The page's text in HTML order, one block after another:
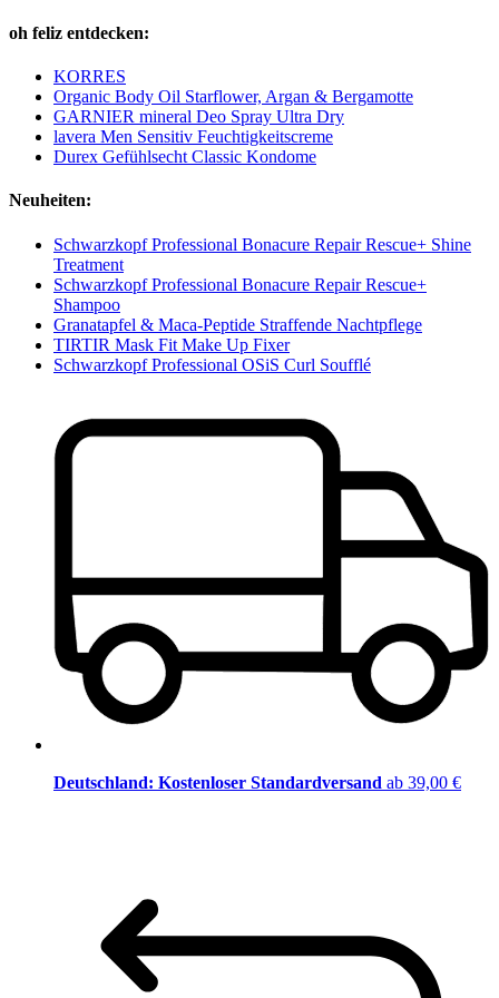
oh feliz entdecken:
KORRES
Organic Body Oil Starflower, Argan & Bergamotte
GARNIER mineral Deo Spray Ultra Dry
lavera Men Sensitiv Feuchtigkeitscreme
Durex Gefühlsecht Classic Kondome
Neuheiten:
Schwarzkopf Professional Bonacure Repair Rescue+ Shine
Treatment
Schwarzkopf Professional Bonacure Repair Rescue+
Shampoo
Granatapfel & Maca-Peptide Straffende Nachtpflege
TIRTIR Mask Fit Make Up Fixer
Schwarzkopf Professional OSiS Curl Soufflé
Deutschland: Kostenloser Standardversand ab 39,00 €